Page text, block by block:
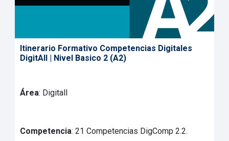
Itinerario Formativo Competencias Digitales
DigitAll | Nivel Basico 2 (A2)
Área: Digitall
Competencia: 21 Competencias DigComp 2.2.